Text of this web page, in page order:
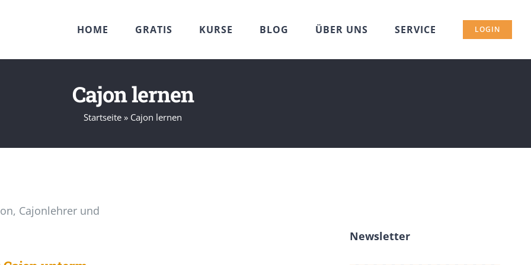
HOME GRATIS KURSE BLOG ÜBER UNS SERVICE LOGIN
Cajon lernen
Startseite » Cajon lernen
Newsletter